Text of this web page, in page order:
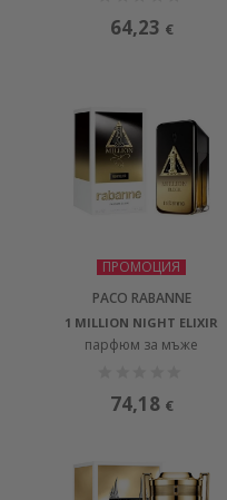
64,23 €
ПРОМОЦИЯ
PACO RABANNE
1 MILLION NIGHT ELIXIR
парфюм за мъже
74,18 €